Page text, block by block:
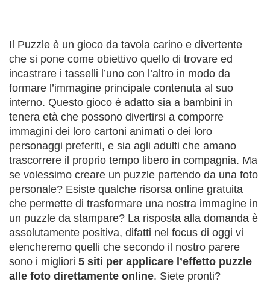
Il Puzzle è un gioco da tavola carino e divertente
che si pone come obiettivo quello di trovare ed
incastrare i tasselli l’uno con l’altro in modo da
formare l’immagine principale contenuta al suo
interno. Questo gioco è adatto sia a bambini in
tenera età che possono divertirsi a comporre
immagini dei loro cartoni animati o dei loro
personaggi preferiti, e sia agli adulti che amano
trascorrere il proprio tempo libero in compagnia. Ma
se volessimo creare un puzzle partendo da una foto
personale? Esiste qualche risorsa online gratuita
che permette di trasformare una nostra immagine in
un puzzle da stampare? La risposta alla domanda è
assolutamente positiva, difatti nel focus di oggi vi
elencheremo quelli che secondo il nostro parere
sono i migliori 5 siti per applicare l’effetto puzzle
alle foto direttamente online. Siete pronti?